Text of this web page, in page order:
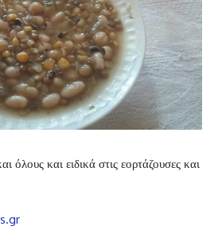
όλους και ειδικά στις εορτάζουσες και